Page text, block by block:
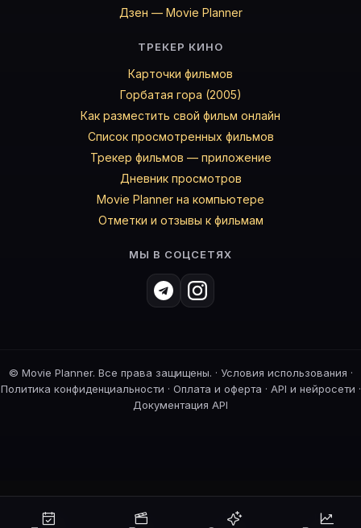
Дзен — Movie Planner
ТРЕКЕР КИНО
Карточки фильмов
Горбатая гора (2005)
Как разместить свой фильм онлайн
Список просмотренных фильмов
Трекер фильмов — приложение
Дневник просмотров
Movie Planner на компьютере
Отметки и отзывы к фильмам
МЫ В СОЦСЕТЯХ
© Movie Planner. Все права защищены. · Условия использования ·
Политика конфиденциальности · Оплата и оферта · API и нейросети ·
Документация API